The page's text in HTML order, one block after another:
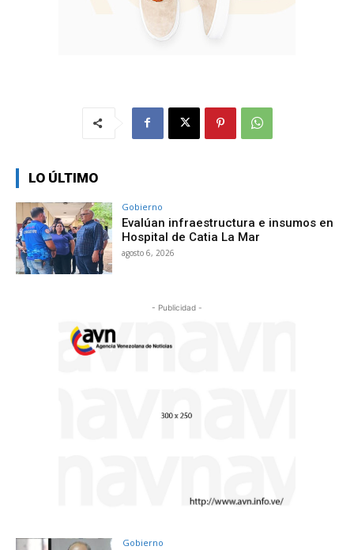
LO ÚLTIMO
Gobierno
Evalúan infraestructura e insumos en
Hospital de Catia La Mar
agosto 6, 2026
- Publicidad -
Gobierno